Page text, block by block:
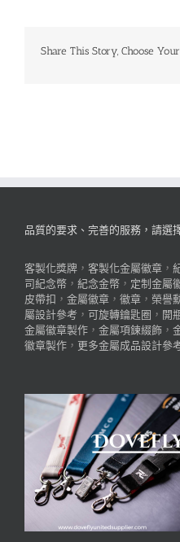
Share This Story, Choose
品質的要求、完善的服務，請選擇
客製化獎牌 ， 客製化金屬徽章 ，
司紀念幣 ， 紀念金幣 ， 定制金屬
皮帶扣 ， 金屬徽章 ， 徽章 ， 榮譽
屬設計參考 ， 可旋轉鑰匙圈 ， 開
金屬徽章製作 ， 金屬項鍊綴飾 ，
徽章製作 ， 更多金屬成品設計參